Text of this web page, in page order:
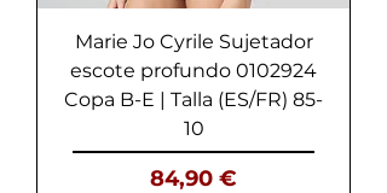
Marie Jo Cyrile Sujetador
escote profundo 0102924
Copa B-E | Talla (ES/FR) 85-
10
Precio
84,90 €